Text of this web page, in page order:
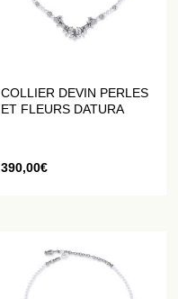
COLLIER DEVIN PERLES
ET FLEURS DATURA
390,00€